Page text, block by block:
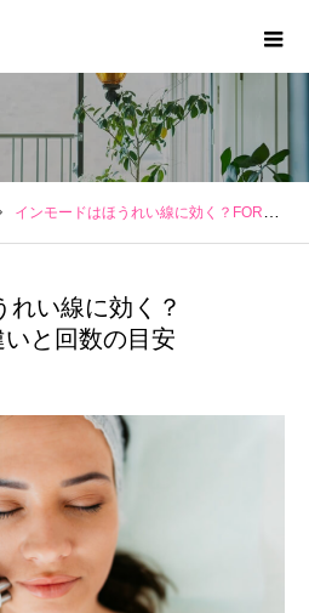
インモードはほうれい線に効く？FORMA・FXの違いと回数の目安
れい線に効く？
と回数の目安